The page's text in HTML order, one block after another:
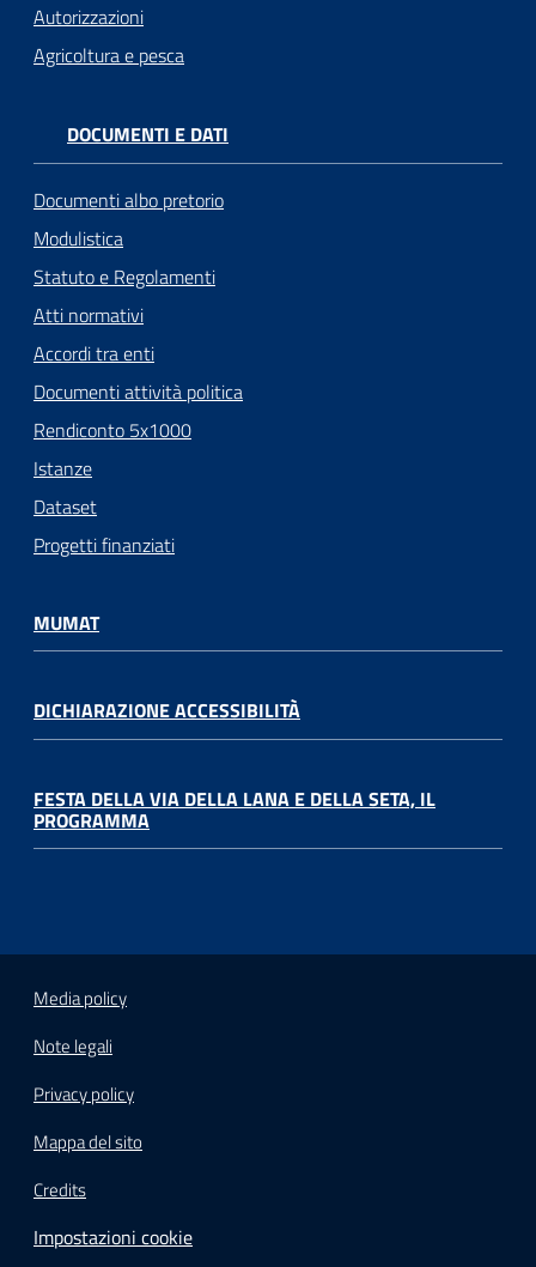
Autorizzazioni
Agricoltura e pesca
DOCUMENTI E DATI
Documenti albo pretorio
Modulistica
Statuto e Regolamenti
Atti normativi
Accordi tra enti
Documenti attività politica
Rendiconto 5x1000
Istanze
Dataset
Progetti finanziati
MUMAT
DICHIARAZIONE ACCESSIBILITÀ
FESTA DELLA VIA DELLA LANA E DELLA SETA, IL
PROGRAMMA
Media policy
Note legali
Privacy policy
Mappa del sito
Credits
Impostazioni cookie